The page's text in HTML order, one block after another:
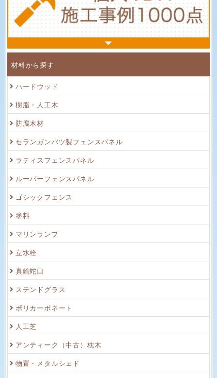
材料から探す
ハードウッド
樹脂・人工木
防腐木材
セランガンバツ製フェンスパネル
ラティスフェンスパネル
ルーバーフェンスパネル
ゴシックフェンス
塗料
マリンランプ
立水栓
真鍮蛇口
ステンドグラス
ポリカーボネート
人工芝
アンティーク（中古）枕木
物置・メタルシェド